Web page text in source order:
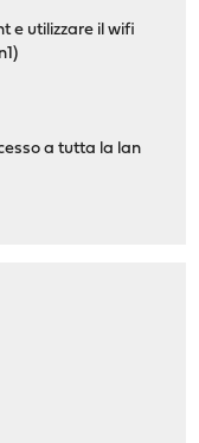
e utilizzare il wifi
a tutta la lan